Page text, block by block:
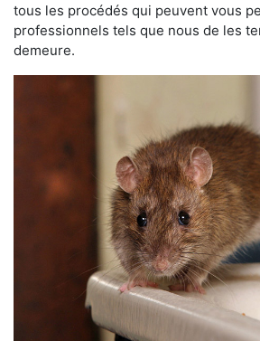
tous les procédés qui peuvent vous
professionnels tels que nous de les
demeure.